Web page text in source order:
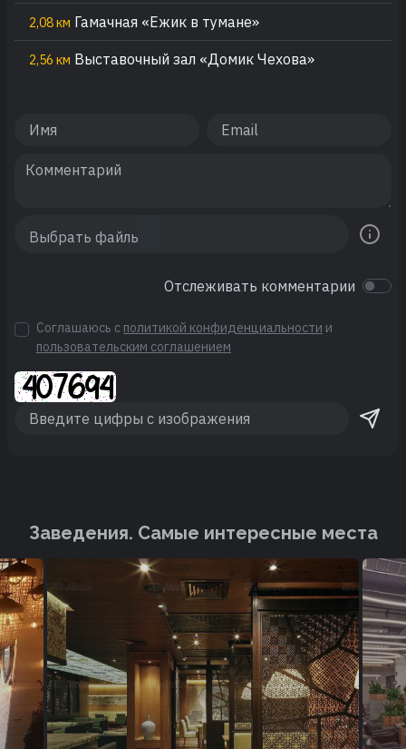
2,08 км Гамачная «Ежик в тумане»
2,56 км Выставочный зал «Домик Чехова»
Отслеживать комментарии
Соглашаюсь с политикой конфиденциальности и
пользовательским соглашением
Заведения. Cамые интересные места